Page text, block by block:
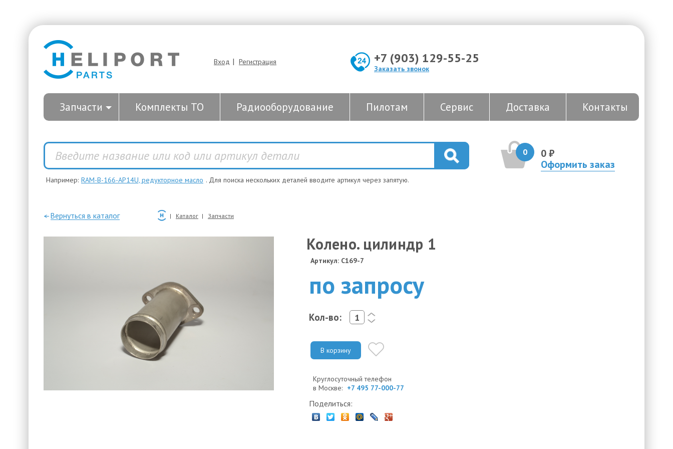
Вход | Регистрация +7 (903) 129-55-25
Заказать звонок
Запчасти Комплекты ТО Радиооборудование Пилотам Сервис Доставка Контакты
0
0 ₽
Оформить заказ
Например: RAM-B-166-AP14U, редукторное масло . Для поиска нескольких деталей вводите артикул через запятую.
—Вернуться в каталог Каталог Запчасти
Колено. цилиндр 1
Артикул: C169-7
по запросу
Кол-во:
<
>
В корзину
Круглосуточный телефон
в Москве: +7 495 77-000-77
Поделиться: